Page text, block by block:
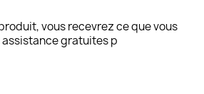
vous recevrez ce que vous
gratuites p